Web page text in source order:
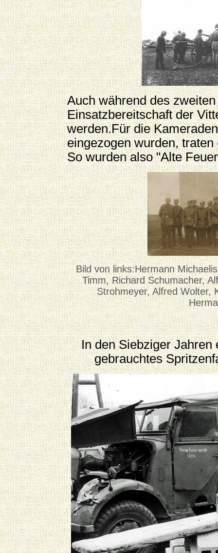
Auch während des
Einsatzbereitschaft der
werden.Für die
eingezogen wurden,
So wurden also "Alte
Bild von links:Hermann
Timm, Richard Schumacher,
Strohmeyer, Alfred Wolter,
Hermann
In den Siebziger Jahren
gebrauchtes